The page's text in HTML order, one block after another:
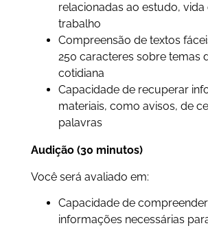
relacionadas ao estudo, vida
trabalho
Compreensão de textos
250 caracteres sobre temas
cotidiana
Capacidade de recuperar
materiais, como avisos, de
palavras
Audição (30 minutos)
Você será avaliado em:
Capacidade de
informações necessárias